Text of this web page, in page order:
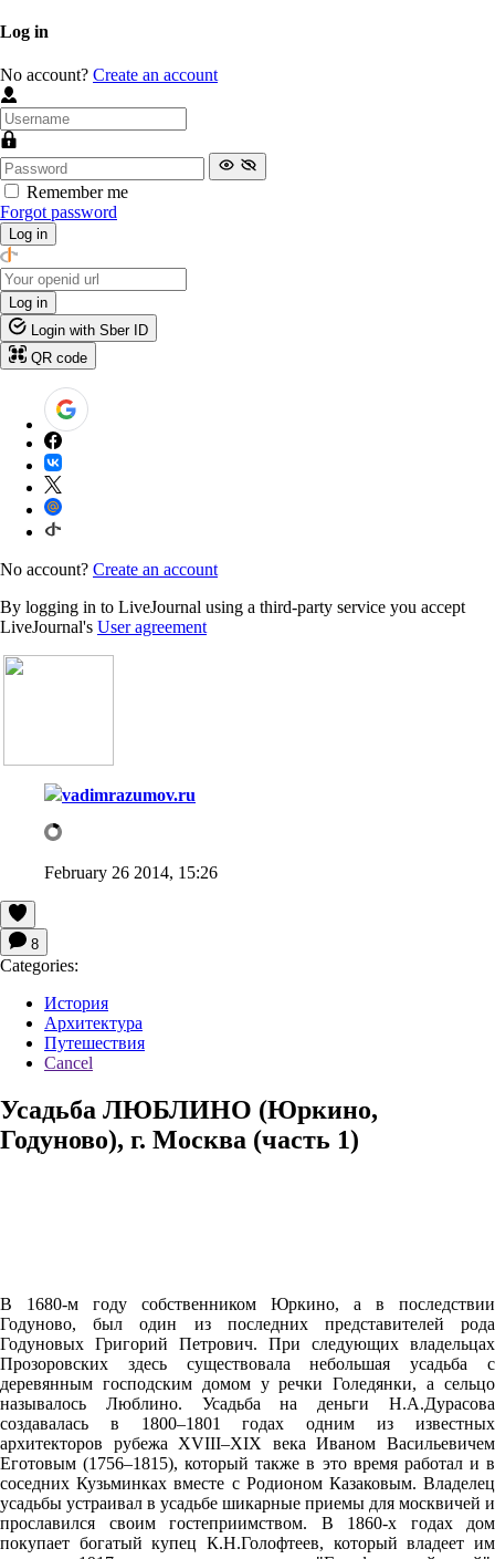
Log in
No account? Create an account
Remember me
Forgot password
Log in
Log in
Login with Sber ID
QR code
No account? Create an account
By logging in to LiveJournal using a third-party service you accept
LiveJournal's User agreement
vadimrazumov.ru
February 26 2014, 15:26
8
Categories:
История
Архитектура
Путешествия
Cancel
Усадьба ЛЮБЛИНО (Юркино,
Годуново), г. Москва (часть 1)
В 1680-м году собственником Юркино, а в последствии
Годуново, был один из последних представителей рода
Годуновых Григорий Петрович. При следующих владельцах
Прозоровских здесь существовала небольшая усадьба с
деревянным господским домом у речки Голедянки, а сельцо
называлось Люблино. Усадьба на деньги Н.А.Дурасова
создавалась в 1800–1801 годах одним из известных
архитекторов рубежа XVIII–XIX века Иваном Васильевичем
Еготовым (1756–1815), который также в это время работал и в
соседних Кузьминках вместе с Родионом Казаковым. Владелец
усадьбы устраивал в усадьбе шикарные приемы для москвичей и
прославился своим гостеприимством. В 1860-х годах дом
покупает богатый купец К.Н.Голофтеев, который владеет им